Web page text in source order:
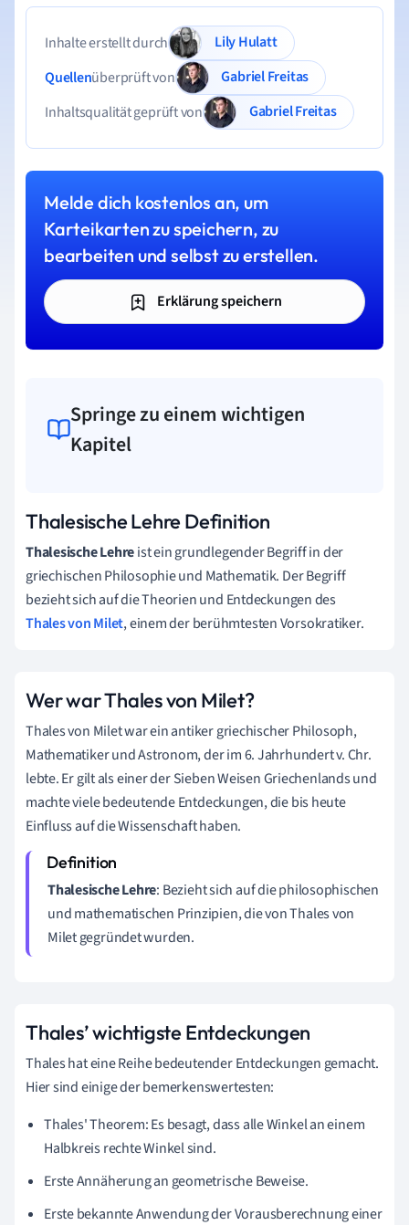
Inhalte erstellt durch
Lily Hulatt
Quellenüberprüft von
Gabriel Freitas
Inhaltsqualität geprüft von
Gabriel Freitas
Melde dich kostenlos an, um
Karteikarten zu speichern, zu
bearbeiten und selbst zu erstellen.
Erklärung speichern
Springe zu einem wichtigen
Kapitel
Thalesische Lehre Definition
Thalesische Lehreist ein grundlegender Begriff in der
griechischen Philosophie und Mathematik. Der Begriff
bezieht sich auf die Theorien und Entdeckungen des
Thales von Milet, einem der berühmtesten Vorsokratiker.
Wer war Thales von Milet?
Thales von Milet war ein antiker griechischer Philosoph,
Mathematiker und Astronom, der im 6. Jahrhundert v. Chr.
lebte. Er gilt als einer der Sieben Weisen Griechenlands und
machte viele bedeutende Entdeckungen, die bis heute
Einfluss auf die Wissenschaft haben.
Thalesische Lehre: Bezieht sich auf die philosophischen
und mathematischen Prinzipien, die von Thales von
Milet gegründet wurden.
Thales’ wichtigste Entdeckungen
Thales hat eine Reihe bedeutender Entdeckungen gemacht.
Hier sind einige der bemerkenswertesten:
Thales' Theorem: Es besagt, dass alle Winkel an einem
Halbkreis rechte Winkel sind.
Erste Annäherung an geometrische Beweise.
Erste bekannte Anwendung der Vorausberechnung einer